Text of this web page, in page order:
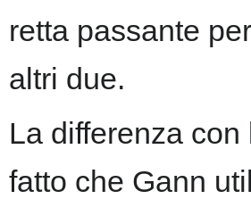
retta passante
altri due.
La differenza
fatto che Gann